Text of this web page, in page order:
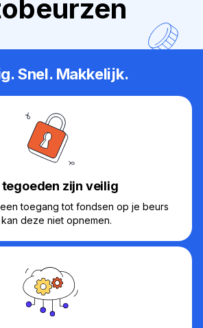
Snel. Makkelijk.
tegoeden zijn veilig
toegang tot fondsen op je beurs
deze niet opnemen.